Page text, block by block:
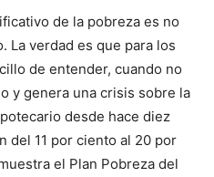
de la pobreza es no
La verdad es que para los
de entender, cuando no
y genera una crisis sobre la
desde hace diez
del 11 por ciento al 20 por
el Plan Pobreza del